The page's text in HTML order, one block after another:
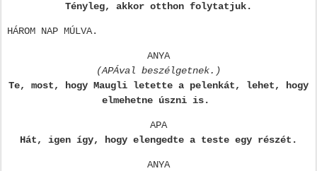
Tényleg, akkor otthon folytatjuk.
HÁROM NAP MÚLVA.
ANYA
(APÁval beszélgetnek.)
Te, most, hogy Maugli letette a pelenkát, lehet, hogy
elmehetne úszni is.
APA
Hát, igen így, hogy elengedte a teste egy részét.
ANYA